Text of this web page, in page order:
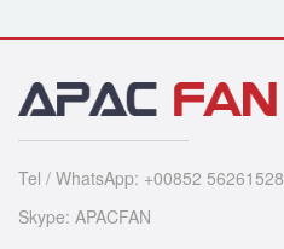
Tel / WhatsApp: +00852 56261528
Skype: APACFAN